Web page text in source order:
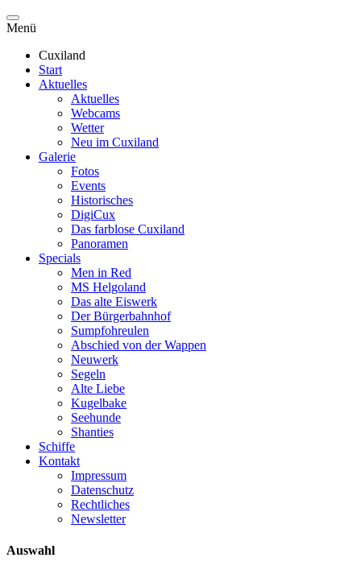
Menü
Cuxiland
Start
Aktuelles
Aktuelles
Webcams
Wetter
Neu im Cuxiland
Galerie
Fotos
Events
Historisches
DigiCux
Das farblose Cuxiland
Panoramen
Specials
Men in Red
MS Helgoland
Das alte Eiswerk
Der Bürgerbahnhof
Sumpfohreulen
Abschied von der Wappen
Neuwerk
Segeln
Alte Liebe
Kugelbake
Seehunde
Shanties
Schiffe
Kontakt
Impressum
Datenschutz
Rechtliches
Newsletter
Auswahl